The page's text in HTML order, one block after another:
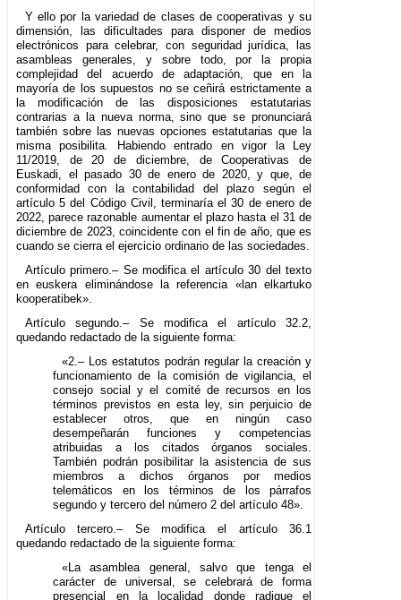
Y ello por la variedad de clases de cooperativas y su
dimensión, las dificultades para disponer de medios
electrónicos para celebrar, con seguridad jurídica, las
asambleas generales, y sobre todo, por la propia
complejidad del acuerdo de adaptación, que en la
mayoría de los supuestos no se ceñirá estrictamente a
la modificación de las disposiciones estatutarias
contrarias a la nueva norma, sino que se pronunciará
también sobre las nuevas opciones estatutarias que la
misma posibilita. Habiendo entrado en vigor la Ley
11/2019, de 20 de diciembre, de Cooperativas de
Euskadi, el pasado 30 de enero de 2020, y que, de
conformidad con la contabilidad del plazo según el
artículo 5 del Código Civil, terminaría el 30 de enero de
2022, parece razonable aumentar el plazo hasta el 31 de
diciembre de 2023, coincidente con el fin de año, que es
cuando se cierra el ejercicio ordinario de las sociedades.
Artículo primero.– Se modifica el artículo 30 del texto
en euskera eliminándose la referencia «lan elkartuko
kooperatibek».
Artículo segundo.– Se modifica el artículo 32.2,
quedando redactado de la siguiente forma:
«2.– Los estatutos podrán regular la creación y
funcionamiento de la comisión de vigilancia, el
consejo social y el comité de recursos en los
términos previstos en esta ley, sin perjuicio de
establecer otros, que en ningún caso
desempeñarán funciones y competencias
atribuidas a los citados órganos sociales.
También podrán posibilitar la asistencia de sus
miembros a dichos órganos por medios
telemáticos en los términos de los párrafos
segundo y tercero del número 2 del artículo 48».
Artículo tercero.– Se modifica el artículo 36.1
quedando redactado de la siguiente forma:
«La asamblea general, salvo que tenga el
carácter de universal, se celebrará de forma
presencial en la localidad donde radique el